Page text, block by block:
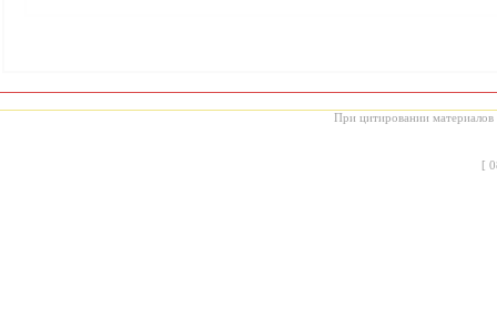
При цитировании материалов
[